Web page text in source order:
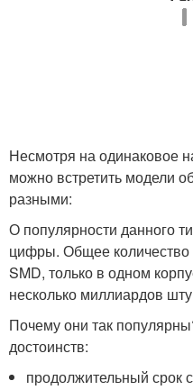
Несмотря на одинаковое
можно встретить модели
разными:
О популярности данного
цифры. Общее количество
SMD, только в одном
несколько миллиардов
Почему они так
достоинств:
продолжительный срок